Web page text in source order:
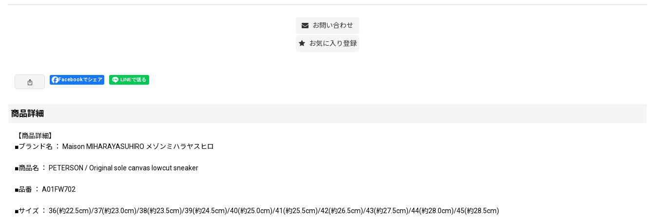
お問い合わせ
お気に入り登録
Facebookでシェア
商品詳細
【商品詳細】
■ブランド名 ： Maison MIHARAYASUHIRO メゾンミハラヤスヒロ
■商品名 ： PETERSON / Original sole canvas lowcut sneaker
■品番 ： A01FW702
■サイズ ： 36(約22.5cm)/37(約23.0cm)/38(約23.5cm)/39(約24.5cm)/40(約25.0cm)/41(約25.5cm)/42(約26.5cm)/43(約27.5cm)/44(約28.0cm)/45(約28.5cm)